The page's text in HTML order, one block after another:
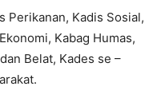
Perikanan, Kadis Sosial,
Kabag Humas,
Belat, Kades se –